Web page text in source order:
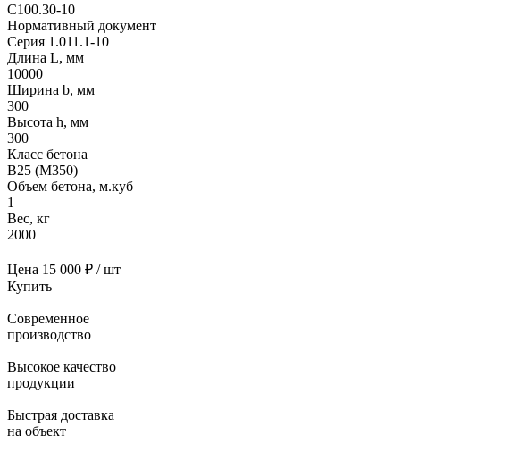
С100.30-10
Нормативный документ
Серия 1.011.1-10
Длина L, мм
10000
Ширина b, мм
300
Высота h, мм
300
Класс бетона
В25 (М350)
Объем бетона, м.куб
1
Вес, кг
2000
Цена 15 000 ₽ / шт
Купить
Современное
производство
Высокое качество
продукции
Быстрая доставка
на объект